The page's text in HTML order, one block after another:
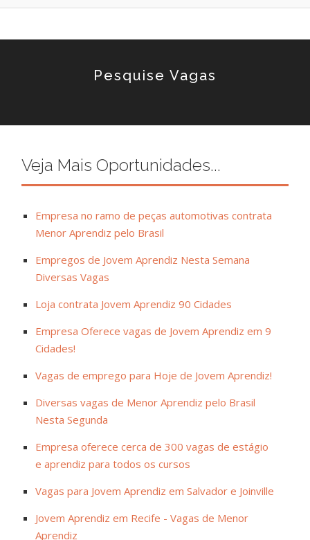
Pesquise Vagas
Veja Mais Oportunidades...
Empresa no ramo de peças automotivas contrata
Menor Aprendiz pelo Brasil
Empregos de Jovem Aprendiz Nesta Semana
Diversas Vagas
Loja contrata Jovem Aprendiz 90 Cidades
Empresa Oferece vagas de Jovem Aprendiz em 9
Cidades!
Vagas de emprego para Hoje de Jovem Aprendiz!
Diversas vagas de Menor Aprendiz pelo Brasil
Nesta Segunda
Empresa oferece cerca de 300 vagas de estágio
e aprendiz para todos os cursos
Vagas para Jovem Aprendiz em Salvador e Joinville
Jovem Aprendiz em Recife - Vagas de Menor
Aprendiz